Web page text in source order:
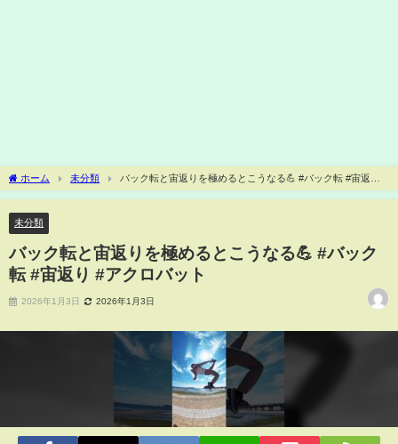
ホーム 未分類
バック転と宙返りを極めるとこうなる💪 #バック転 #宙返り #
アクロバット
未分類
バック転と宙返りを極めるとこうなる💪 #バック
転 #宙返り #アクロバット
2026年1月3日 2026年1月3日